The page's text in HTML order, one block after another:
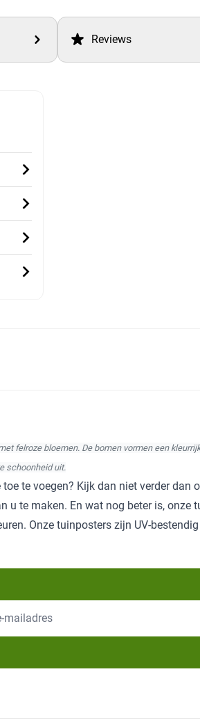
Reviews
felroze bloemen. De bomen vormen een
schoonheid uit.
te voegen? Kijk dan niet verder dan
te maken. En wat nog beter is,
Onze tuinposters zijn UV-